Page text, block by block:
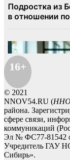
16+
© 2021
NNOV54.RU (
района.
сфере связи,
коммуникаций
Эл № ФС77-81542
Учредитель ГАУ
Сибирь».